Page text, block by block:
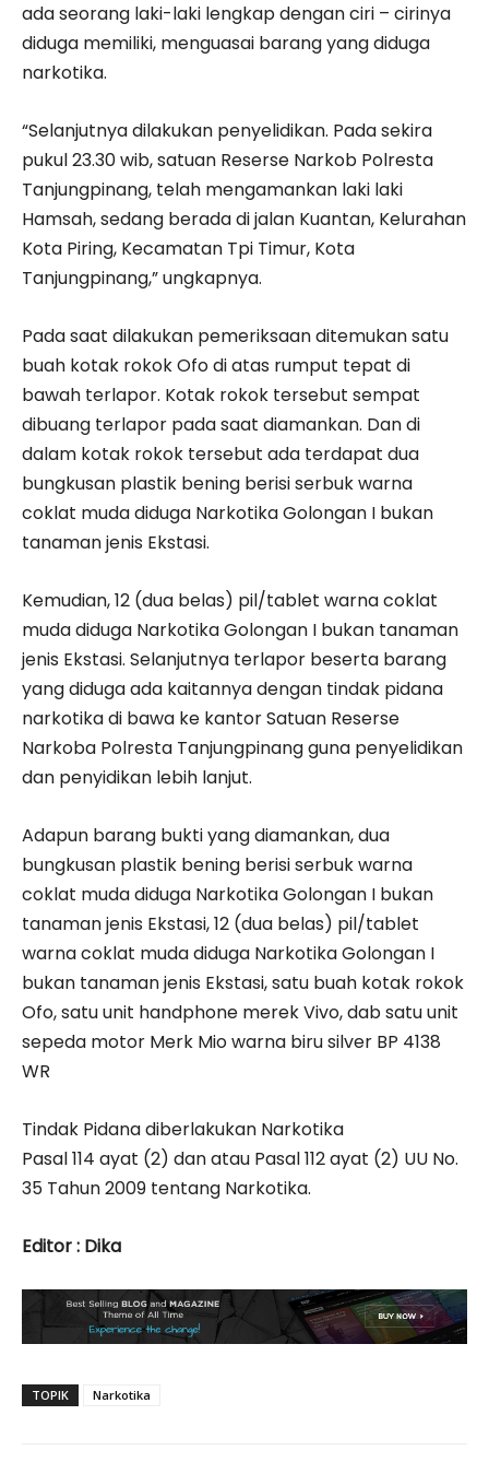
ada seorang laki-laki lengkap dengan ciri – cirinya
diduga memiliki, menguasai barang yang diduga
narkotika.
“Selanjutnya dilakukan penyelidikan. Pada sekira
pukul 23.30 wib, satuan Reserse Narkob Polresta
Tanjungpinang, telah mengamankan laki laki
Hamsah, sedang berada di jalan Kuantan, Kelurahan
Kota Piring, Kecamatan Tpi Timur, Kota
Tanjungpinang,” ungkapnya.
Pada saat dilakukan pemeriksaan ditemukan satu
buah kotak rokok Ofo di atas rumput tepat di
bawah terlapor. Kotak rokok tersebut sempat
dibuang terlapor pada saat diamankan. Dan di
dalam kotak rokok tersebut ada terdapat dua
bungkusan plastik bening berisi serbuk warna
coklat muda diduga Narkotika Golongan I bukan
tanaman jenis Ekstasi.
Kemudian, 12 (dua belas) pil/tablet warna coklat
muda diduga Narkotika Golongan I bukan tanaman
jenis Ekstasi. Selanjutnya terlapor beserta barang
yang diduga ada kaitannya dengan tindak pidana
narkotika di bawa ke kantor Satuan Reserse
Narkoba Polresta Tanjungpinang guna penyelidikan
dan penyidikan lebih lanjut.
Adapun barang bukti yang diamankan, dua
bungkusan plastik bening berisi serbuk warna
coklat muda diduga Narkotika Golongan I bukan
tanaman jenis Ekstasi, 12 (dua belas) pil/tablet
warna coklat muda diduga Narkotika Golongan I
bukan tanaman jenis Ekstasi, satu buah kotak rokok
Ofo, satu unit handphone merek Vivo, dab satu unit
sepeda motor Merk Mio warna biru silver BP 4138
WR
Tindak Pidana diberlakukan Narkotika
Pasal 114 ayat (2) dan atau Pasal 112 ayat (2) UU No.
35 Tahun 2009 tentang Narkotika.
Editor : Dika
TOPIK Narkotika